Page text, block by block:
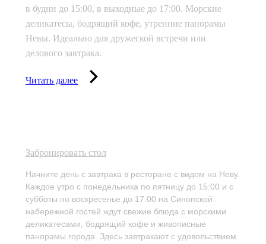
в будни до 15:00, в выходные до 17:00. Морские
деликатесы, бодрящий кофе, утренние панорамы
Невы. Идеально для дружеской встречи или
делового завтрака.
Читать далее
Забронировать стол
Начните день с завтрака в ресторане с видом на Неву.
Каждое утро с понедельника по пятницу до 15:00 и с
субботы по воскресенье до 17:00 на Синопской
набережной гостей ждут свежие блюда с морскими
деликатесами, бодрящий кофе и живописные
панорамы города. Здесь завтракают с удовольствием